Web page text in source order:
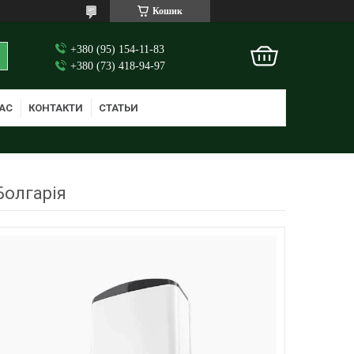
Кошик
+380 (95) 154-11-83
+380 (73) 418-94-97
КОНТАКТИ СТАТЬИ